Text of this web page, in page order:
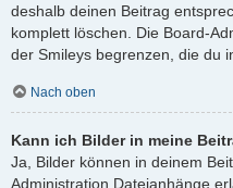
deshalb deinen Beitrag
komplett löschen. Die Board-
der Smileys begrenzen, die du
Nach oben
Kann ich Bilder in meine
Ja, Bilder können in deinem
Administration Dateianhänge